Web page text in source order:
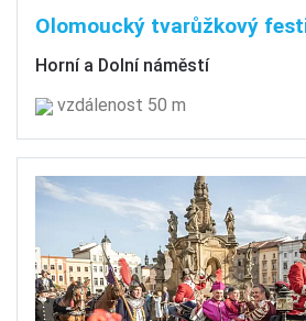
Olomoucký tvarůžkový
Horní a Dolní náměstí
vzdálenost 50 m